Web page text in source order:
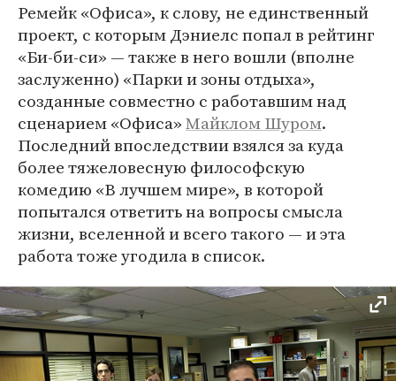
Ремейк «Офиса», к слову, не единственный
проект, с которым Дэниелс попал в рейтинг
«Би-би-си» — также в него вошли (вполне
заслуженно) «Парки и зоны отдыха»,
созданные совместно с работавшим над
сценарием «Офиса»Майклом Шуром.
Последний впоследствии взялся за куда
более тяжеловесную философскую
комедию «В лучшем мире», в которой
попытался ответить на вопросы смысла
жизни, вселенной и всего такого — и эта
работа тоже угодила в список.